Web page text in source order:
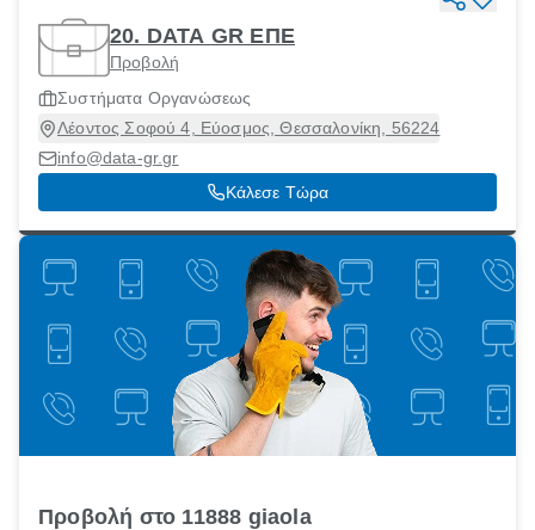
20. DATA GR ΕΠΕ
Προβολή
Συστήματα Οργανώσεως
Λέοντος Σοφού 4, Εύοσμος, Θεσσαλονίκη, 56224
info@data-gr.gr
Κάλεσε Τώρα
Προβολή στο 11888 giaola